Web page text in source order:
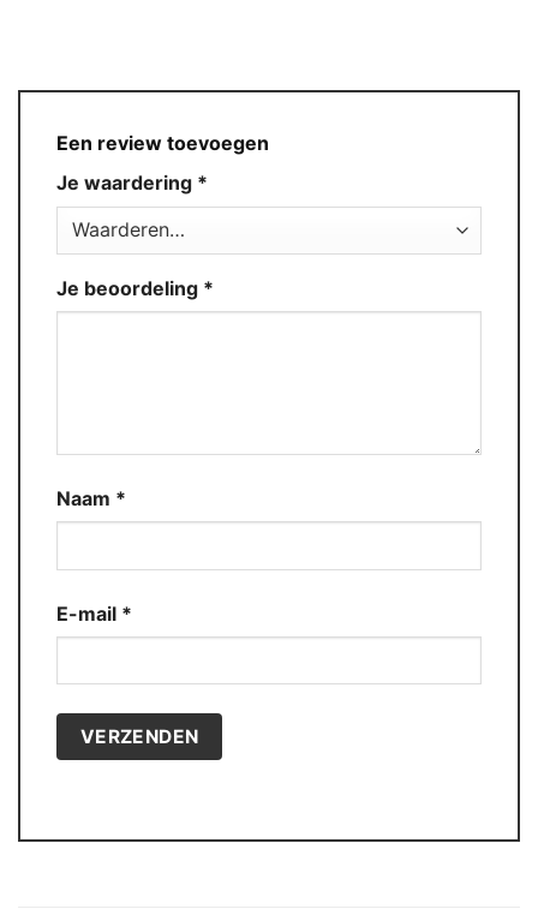
Een review toevoegen
Je waardering *
Je beoordeling *
Naam *
E-mail *